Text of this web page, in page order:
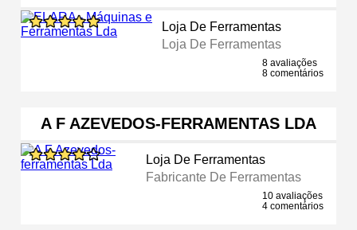
Loja De Ferramentas
Loja De Ferramentas
8 avaliações
8 comentários
A F AZEVEDOS-FERRAMENTAS LDA
Loja De Ferramentas
Fabricante De Ferramentas
10 avaliações
4 comentários